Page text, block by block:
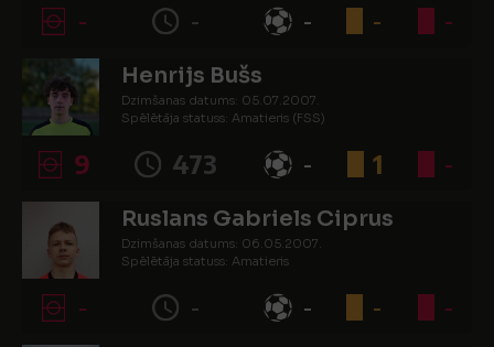
- - - - -
Henrijs Bušs
Dzimšanas datums: 05.07.2007.
Spēlētāja statuss: Amatieris (FSS)
9 473 - 1 -
Ruslans Gabriels Ciprus
Dzimšanas datums: 06.05.2007.
Spēlētāja statuss: Amatieris
- - - - -